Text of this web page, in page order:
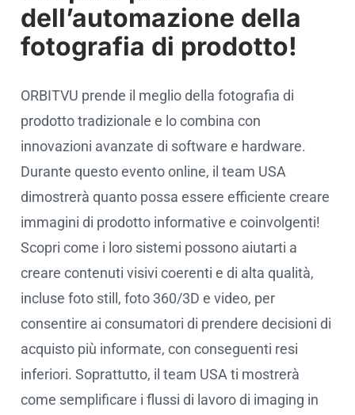
dell’automazione della
fotografia di prodotto!
ORBITVU prende il meglio della fotografia di
prodotto tradizionale e lo combina con
innovazioni avanzate di software e hardware.
Durante questo evento online, il team USA
dimostrerà quanto possa essere efficiente creare
immagini di prodotto informative e coinvolgenti!
Scopri come i loro sistemi possono aiutarti a
creare contenuti visivi coerenti e di alta qualità,
incluse foto still, foto 360/3D e video, per
consentire ai consumatori di prendere decisioni di
acquisto più informate, con conseguenti resi
inferiori. Soprattutto, il team USA ti mostrerà
come semplificare i flussi di lavoro di imaging in